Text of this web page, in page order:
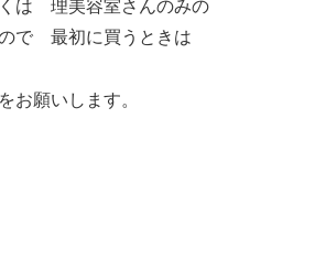
は 理美容室さんのみの
で 最初に買うときは
をお願いします。